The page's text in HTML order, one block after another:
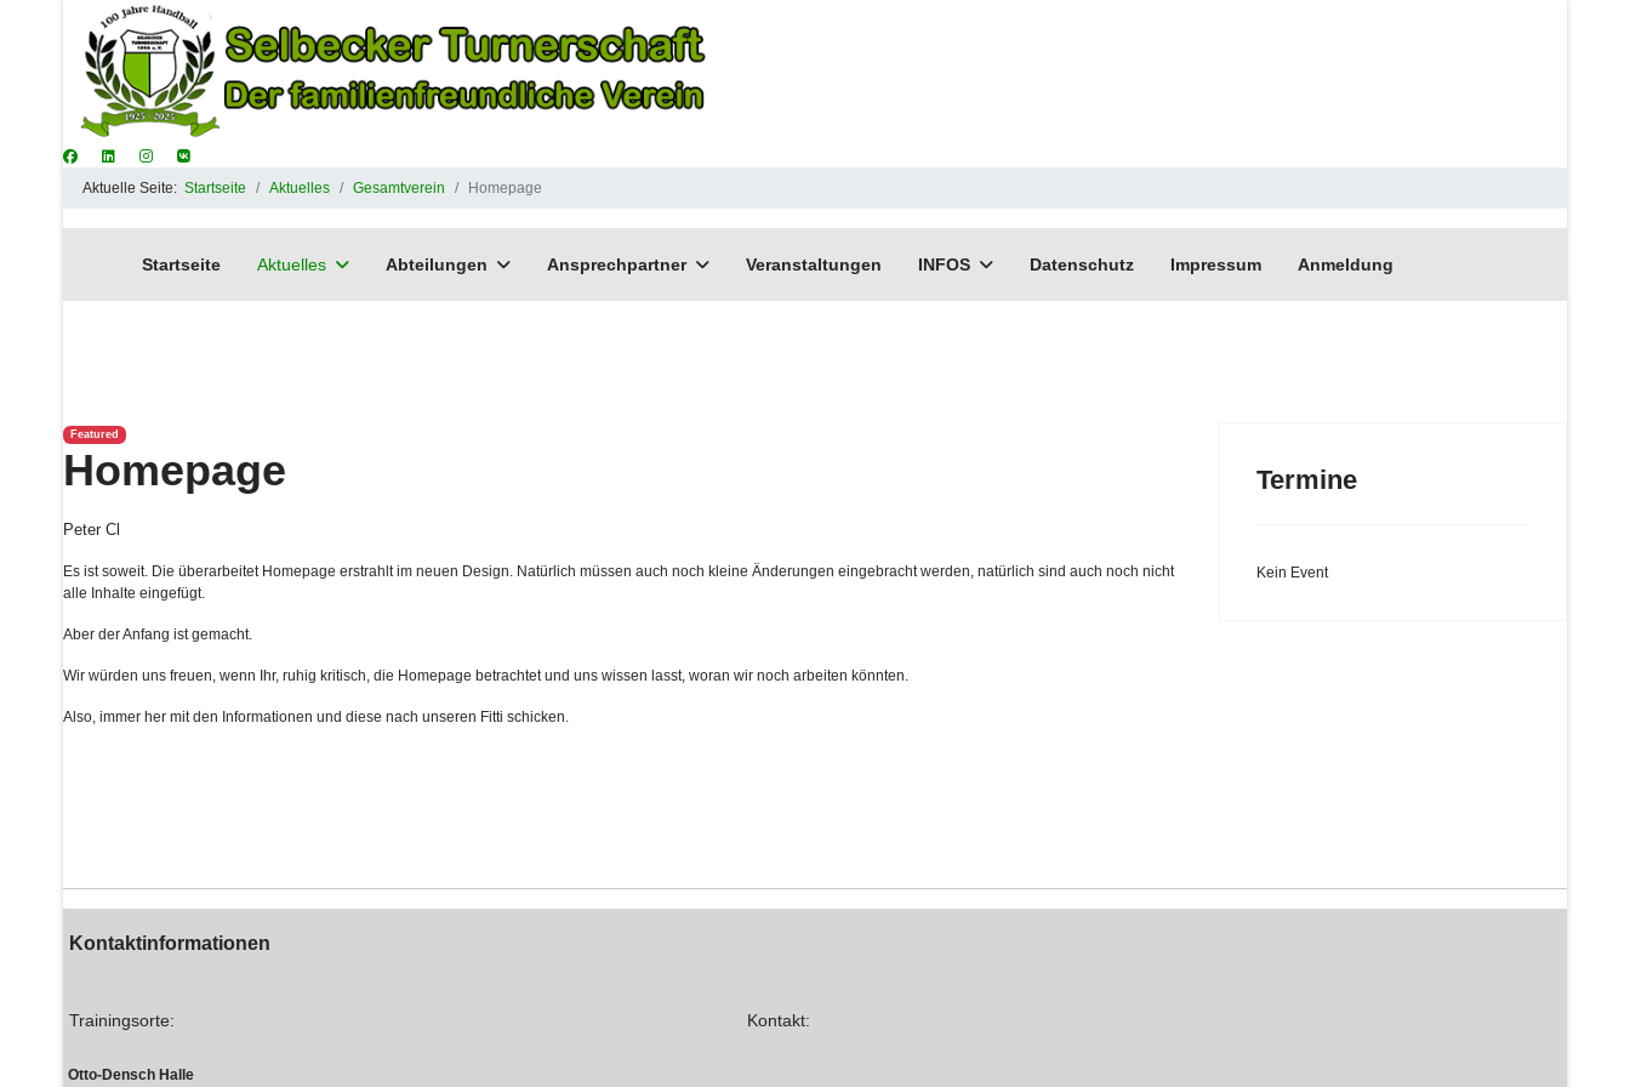
Aktuelle Seite: Startseite Aktuelles Gesamtverein Homepage
Startseite Aktuelles Abteilungen Ansprechpartner Veranstaltungen INFOS Datenschutz Impressum Anmeldung
Featured
Homepage
Peter Cl
Es ist soweit. Die überarbeitet Homepage erstrahlt im neuen Design. Natürlich müssen auch noch kleine Änderungen eingebracht werden, natürlich sind auch noch nicht
alle Inhalte eingefügt.
Aber der Anfang ist gemacht.
Wir würden uns freuen, wenn Ihr, ruhig kritisch, die Homepage betrachtet und uns wissen lasst, woran wir noch arbeiten könnten.
Also, immer her mit den Informationen und diese nach unseren Fitti schicken.
Termine
Kein Event
Kontaktinformationen
Trainingsorte: Kontakt:
Otto-Densch Halle